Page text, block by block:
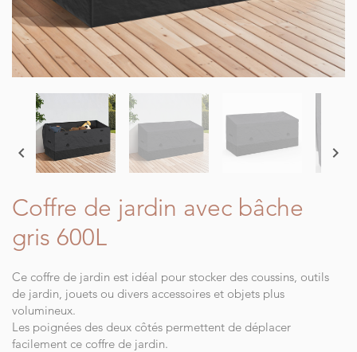
 
Coffre de jardin avec bâche
gris 600L
Ce coffre de jardin est idéal pour stocker des coussins, outils
de jardin, jouets ou divers accessoires et objets plus
volumineux.
Les poignées des deux côtés permettent de déplacer
facilement ce coffre de jardin.